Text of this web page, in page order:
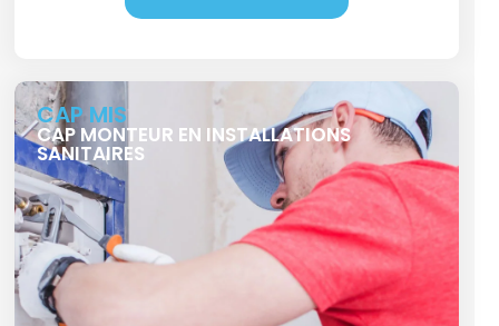
CAP MIS
CAP MONTEUR EN INSTALLATIONS
SANITAIRES